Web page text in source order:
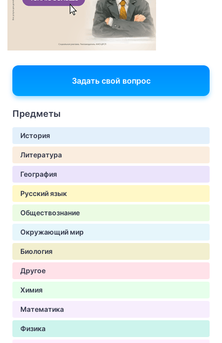
Задать свой вопрос
Предметы
История
Литература
География
Русский язык
Обществознание
Окружающий мир
Биология
Другое
Химия
Математика
Физика